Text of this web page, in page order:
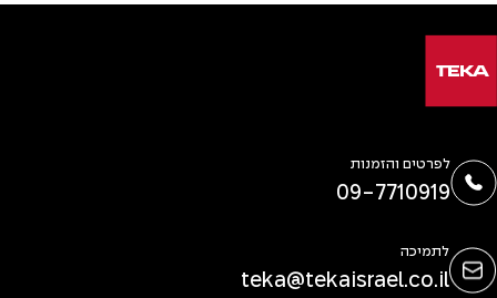
לפרטים והזמנות
09-7710919
לתמיכה
teka@tekaisrael.co.il